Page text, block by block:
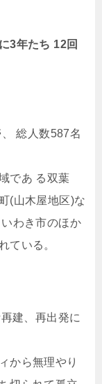
3年たち 12回
総人数587名
であ る双葉
(山木屋地区)な
わき市のほか
ている。
建、再出発に
から無理やり